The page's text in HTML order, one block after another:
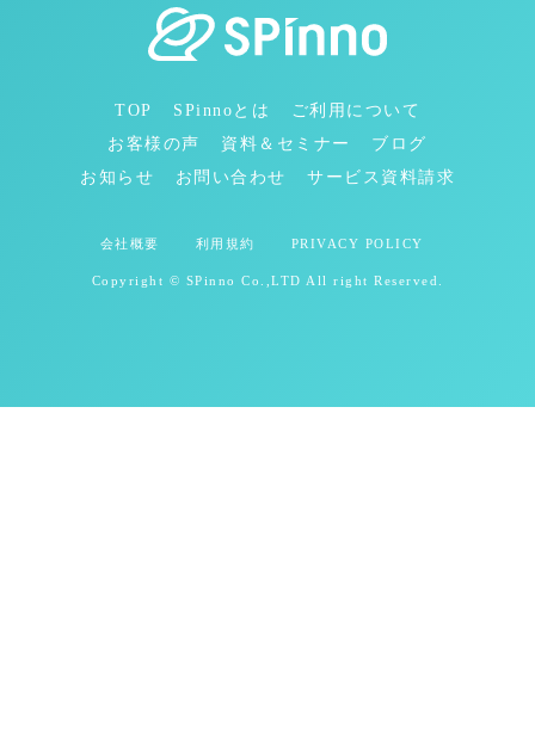
TOP SPinnoとは
ご利用について
お客様の声
資料＆セミナー
ブログ
お知らせ
お問い合わせ サービス資料請求
会社概要 利用規約 PRIVACY POLICY
Copyright © SPinno Co.,LTD All right Reserved.